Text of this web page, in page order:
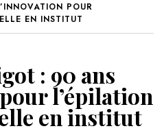
POUR
EN INSTITUT
: 90 ans
l’épilation
en institut